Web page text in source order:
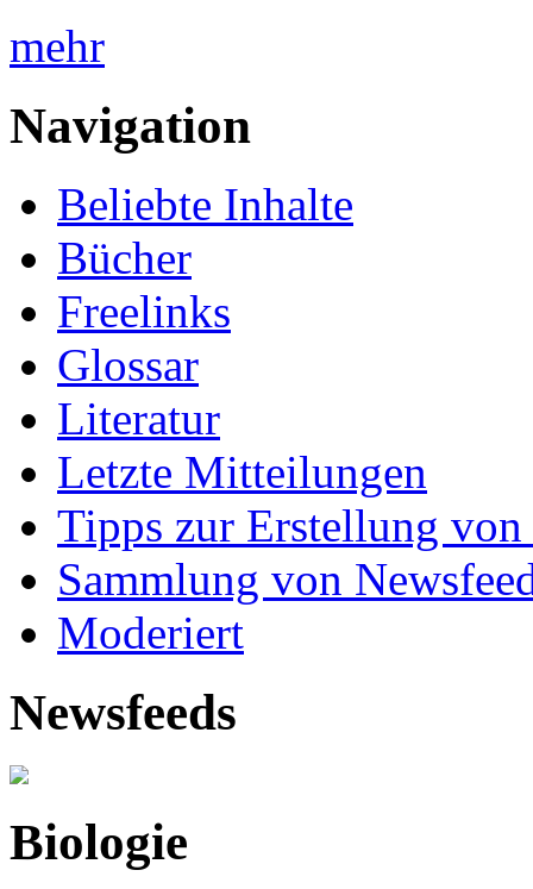
mehr
Navigation
Beliebte Inhalte
Bücher
Freelinks
Glossar
Literatur
Letzte Mitteilungen
Tipps zur Erstellung
Sammlung von
Moderiert
Newsfeeds
Biologie